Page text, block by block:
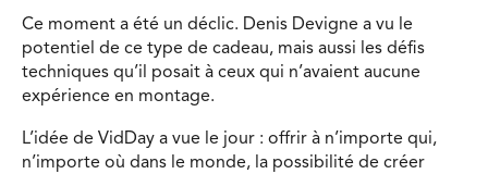
Ce moment a été un déclic. Denis Devigne a vu le
potentiel de ce type de cadeau, mais aussi les défis
techniques qu’il posait à ceux qui n’avaient aucune
expérience en montage.
L’idée de VidDay a vue le jour : offrir à n’importe qui,
n’importe où dans le monde, la possibilité de créer